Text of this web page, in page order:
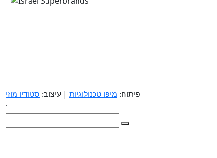
פיתוח: מיפו טכנולוגיות | עיצוב: סטודיו מוזי
.